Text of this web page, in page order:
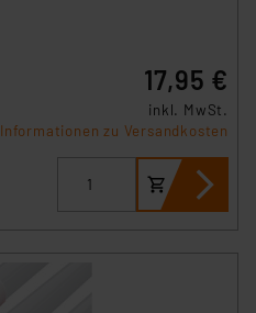
17,95 €
inkl. MwSt.
Informationen zu Versandkosten